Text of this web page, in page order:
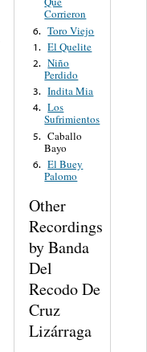
Corrieron
6. Toro Viejo
1. El Quelite
2. Niño
Perdido
3. Indita Mia
4. Los
Sufrimientos
5. Caballo
Bayo
6. El Buey
Palomo
Other
Recordings
by Banda
Del
Recodo De
Cruz
Lizárraga